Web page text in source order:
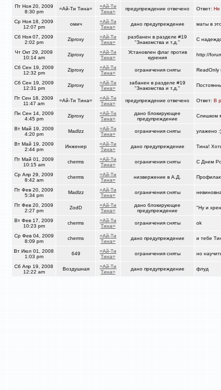
Пт Ноя 20, 2009
8:30 pm
=Ай-Ти Тина=
=Ай-Ти
Тина=
предупреждение отвечено Ответ: Не
Ср Ноя 18, 2009
12:07 pm
омич
=Ай-Ти
Тина=
дано предупреждение маты в
Сб Ноя 07, 2009
2:02 pm
Ziproxy
=Ай-Ти
Тина=
разбанен в разделе #19
"Знакомства и т.д."
С
Чт Окт 29, 2009
10:14 am
Ziproxy
=Ай-Ти
Тина=
Установлен флаг против
курения
http://
Сб Сен 19, 2009
12:32 pm
Ziproxy
=Ай-Ти
Тина=
ограничения сняты ReadOnly
Сб Сен 19, 2009
12:31 pm
Ziproxy
=Ай-Ти
Тина=
забанен в разделе #19
"Знакомства и т.д."
Пт Сен 18, 2009
11:47 am
=Ай-Ти Тина=
=Ай-Ти
Тина=
предупреждение отвечено Ответ: В
Пн Сен 14, 2009
4:45 pm
Ziproxy
=Ай-Ти
Тина=
дано блокирующее
предупреждение
Слишком
Вт Май 19, 2009
4:20 pm
Madlzz
=Ай-Ти
Тина=
ограничения сняты улажено :)
Вт Май 19, 2009
2:44 pm
Инженер
=Ай-Ти
Тина=
дано предупреждение Тина!
Пт Май 01, 2009
10:15 am
cherms
=Ай-Ти
Тина=
ограничения сняты С Днем
Ср Апр 29, 2009
8:42 am
cherms
=Ай-Ти
Тина=
низвержение в А.Д.
Пт Фев 20, 2009
5:34 pm
Madlzz
=Ай-Ти
Тина=
ограничения сняты
Пт Фев 20, 2009
2:27 pm
ZodD
=Ай-Ти
Тина=
дано блокирующее
предупреждение
"Ну и
Вт Фев 17, 2009
10:23 pm
cherms
=Ай-Ти
Тина=
ограничения сняты ok
Ср Фев 04, 2009
8:09 pm
cherms
=Ай-Ти
Тина=
дано предупреждение и тебе
Вт Июл 01, 2008
1:03 pm
649
=Ай-Ти
Тина=
ограничения сняты но
Сб Апр 19, 2008
12:22 am
Воздушная
=Ай-Ти
Тина=
дано предупреждение флуд